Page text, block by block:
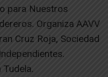
para Nuestros
Organiza AAVV
Cruz Roja, Sociedad